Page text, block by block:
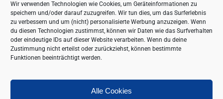
Wir verwenden Technologien wie Cookies, um Geräteinformationen zu
speichern und/oder darauf zuzugreifen. Wir tun dies, um das Surferlebnis
zu verbessern und um (nicht) personalisierte Werbung anzuzeigen. Wenn
du diesen Technologien zustimmst, können wir Daten wie das Surfverhalten
oder eindeutige IDs auf dieser Website verarbeiten. Wenn du deine
Zustimmung nicht erteilst oder zurückziehst, können bestimmte
Funktionen beeinträchtigt werden.
Alle Cookies
New Gastroline GmbH
Barthestraße 115
18356 Barth
Deutschland/Germany
Öffnungszeiten:
Mo. - Fr. 09.00 bis 16.00 Uhr
https://www.newgastroline.de